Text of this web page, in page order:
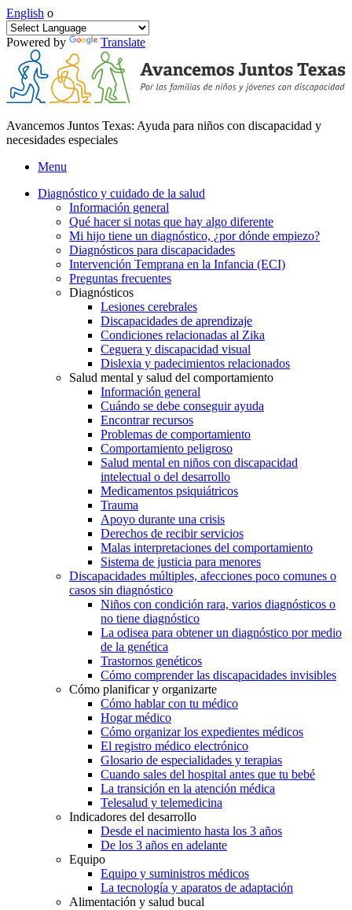
English o
Powered by Translate
Avancemos Juntos Texas: Ayuda para niños con discapacidad y
necesidades especiales
Menu
Diagnóstico y cuidado de la salud
Información general
Qué hacer si notas que hay algo diferente
Mi hijo tiene un diagnóstico, ¿por dónde empiezo?
Diagnósticos para discapacidades
Intervención Temprana en la Infancia (ECI)
Preguntas frecuentes
Diagnósticos
Lesiones cerebrales
Discapacidades de aprendizaje
Condiciones relacionadas al Zika
Ceguera y discapacidad visual
Dislexia y padecimientos relacionados
Salud mental y salud del comportamiento
Información general
Cuándo se debe conseguir ayuda
Encontrar recursos
Problemas de comportamiento
Comportamiento peligroso
Salud mental en niños con discapacidad
intelectual o del desarrollo
Medicamentos psiquiátricos
Trauma
Apoyo durante una crisis
Derechos de recibir servicios
Malas interpretaciones del comportamiento
Sistema de justicia para menores
Discapacidades múltiples, afecciones poco comunes o
casos sin diagnóstico
Niños con condición rara, varios diagnósticos o
no tiene diagnóstico
La odisea para obtener un diagnóstico por medio
de la genética
Trastornos genéticos
Cómo comprender las discapacidades invisibles
Cómo planificar y organizarte
Cómo hablar con tu médico
Hogar médico
Cómo organizar los expedientes médicos
El registro médico electrónico
Glosario de especialidades y terapias
Cuando sales del hospital antes que tu bebé
La transición en la atención médica
Telesalud y telemedicina
Indicadores del desarrollo
Desde el nacimiento hasta los 3 años
De los 3 años en adelante
Equipo
Equipo y suministros médicos
La tecnología y aparatos de adaptación
Alimentación y salud bucal